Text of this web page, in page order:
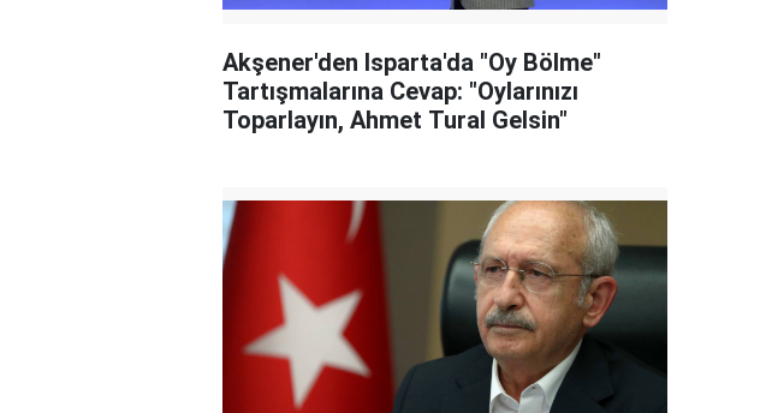
Akşener'den Isparta'da "Oy Bölme"
Tartışmalarına Cevap: "Oylarınızı
Toparlayın, Ahmet Tural Gelsin"